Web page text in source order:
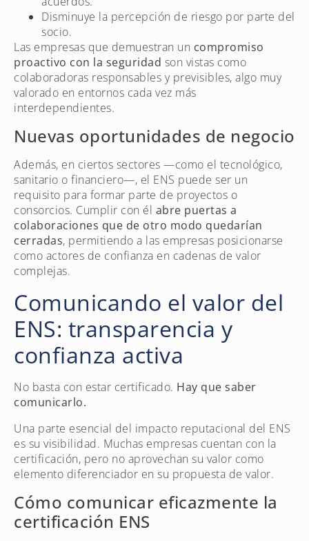
Disminuye la percepción de riesgo por parte del
socio.
Las empresas que demuestran un compromiso
proactivo con la seguridad son vistas como
colaboradoras responsables y previsibles, algo muy
valorado en entornos cada vez más
interdependientes.
Nuevas oportunidades de negocio
Además, en ciertos sectores —como el tecnológico,
sanitario o financiero—, el ENS puede ser un
requisito para formar parte de proyectos o
consorcios. Cumplir con él abre puertas a
colaboraciones que de otro modo quedarían
cerradas, permitiendo a las empresas posicionarse
como actores de confianza en cadenas de valor
complejas.
Comunicando el valor del
ENS: transparencia y
confianza activa
No basta con estar certificado. Hay que saber
comunicarlo.
Una parte esencial del impacto reputacional del ENS
es su visibilidad. Muchas empresas cuentan con la
certificación, pero no aprovechan su valor como
elemento diferenciador en su propuesta de valor.
Cómo comunicar eficazmente la
certificación ENS